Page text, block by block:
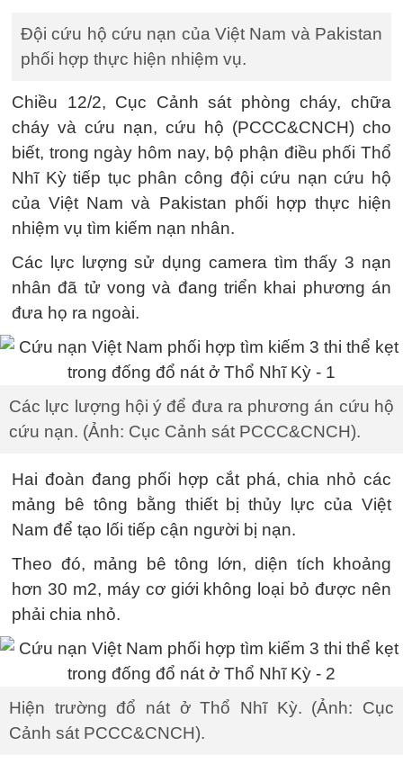
Đội cứu hộ cứu nạn của Việt Nam và Pakistan
phối hợp thực hiện nhiệm vụ.
Chiều 12/2, Cục Cảnh sát phòng cháy, chữa
cháy và cứu nạn, cứu hộ (PCCC&CNCH) cho
biết, trong ngày hôm nay, bộ phận điều phối Thổ
Nhĩ Kỳ tiếp tục phân công đội cứu nạn cứu hộ
của Việt Nam và Pakistan phối hợp thực hiện
nhiệm vụ tìm kiếm nạn nhân.
Các lực lượng sử dụng camera tìm thấy 3 nạn
nhân đã tử vong và đang triển khai phương án
đưa họ ra ngoài.
Các lực lượng hội ý để đưa ra phương án cứu hộ
cứu nạn. (Ảnh: Cục Cảnh sát PCCC&CNCH).
Hai đoàn đang phối hợp cắt phá, chia nhỏ các
mảng bê tông bằng thiết bị thủy lực của Việt
Nam để tạo lối tiếp cận người bị nạn.
Theo đó, mảng bê tông lớn, diện tích khoảng
hơn 30 m2, máy cơ giới không loại bỏ được nên
phải chia nhỏ.
Hiện trường đổ nát ở Thổ Nhĩ Kỳ. (Ảnh: Cục
Cảnh sát PCCC&CNCH).